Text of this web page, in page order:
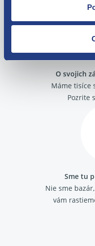
O svojich
Máme tisíce
Pozrite
Sme tu
Nie sme
vám